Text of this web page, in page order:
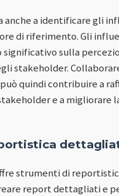
anche a identificare gli
di riferimento. Gli
sulla
stakeholder.
quindi contribuire a
e a migliorare
strumenti di
report dettagliati e